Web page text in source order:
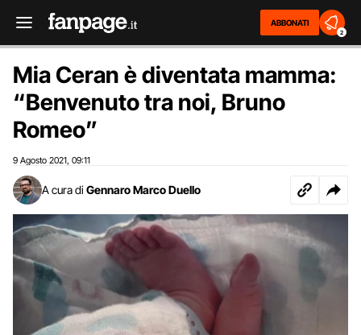
ABBONATI
2
Mia Ceran è diventata mamma:
“Benvenuto tra noi, Bruno
Romeo”
9 Agosto 2021 09:11
A cura di Gennaro Marco Duello